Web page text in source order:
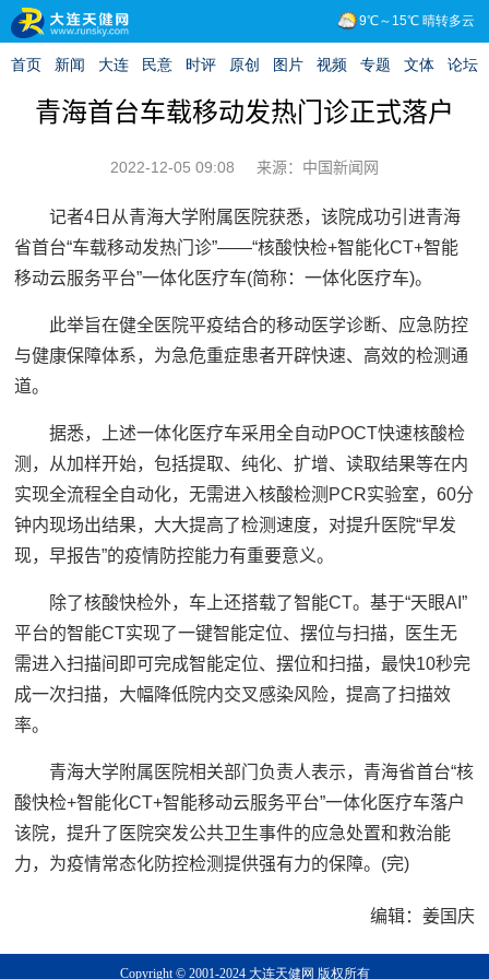
青海首台车载移动发热门诊正式落户
2022-12-05 09:08 来源：中国新闻网
记者4日从青海大学附属医院获悉，该院成功引进青海
省首台“车载移动发热门诊”——“核酸快检+智能化CT+智能
移动云服务平台”一体化医疗车(简称：一体化医疗车)。
此举旨在健全医院平疫结合的移动医学诊断、应急防控
与健康保障体系，为急危重症患者开辟快速、高效的检测通
道。
据悉，上述一体化医疗车采用全自动POCT快速核酸检
测，从加样开始，包括提取、纯化、扩增、读取结果等在内
实现全流程全自动化，无需进入核酸检测PCR实验室，60分
钟内现场出结果，大大提高了检测速度，对提升医院“早发
现，早报告”的疫情防控能力有重要意义。
除了核酸快检外，车上还搭载了智能CT。基于“天眼AI”
平台的智能CT实现了一键智能定位、摆位与扫描，医生无
需进入扫描间即可完成智能定位、摆位和扫描，最快10秒完
成一次扫描，大幅降低院内交叉感染风险，提高了扫描效
率。
青海大学附属医院相关部门负责人表示，青海省首台“核
酸快检+智能化CT+智能移动云服务平台”一体化医疗车落户
该院，提升了医院突发公共卫生事件的应急处置和救治能
力，为疫情常态化防控检测提供强有力的保障。(完)
编辑：姜国庆